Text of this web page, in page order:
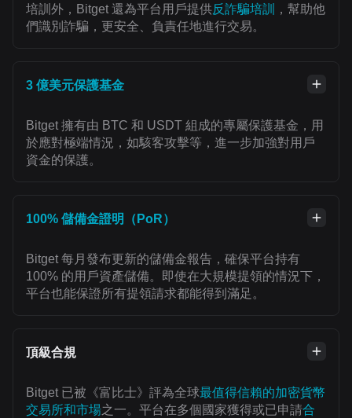
培訓外，Bitget 還為平台用戶提供反詐騙培訓
，幫助他
們識別詐騙，更安全、負責任地進行交易。
3 億美元保護基金
Bitget 擁有由 BTC 和 USDT 組成的專屬保護基金，用
於應對極端情況，如駭客攻擊等，進一步加強對用戶
資金的保護。
100% 儲備金證明（PoR）
Bitget 每月發布更新的儲備金報告，確保平台持有
100% 的用戶資產儲備。即使在大規模提領的情況下，
平台也能保證所有提領請求都能得到滿足。
頂級合規
Bitget 已被《富比士》評為全球最值得信賴的加密貨幣
交易所和市場之一。平台在多個國家獲得或已申請合